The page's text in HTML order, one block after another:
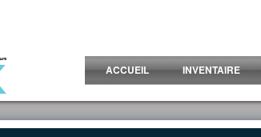
ACCUEIL
INVENTAIRE